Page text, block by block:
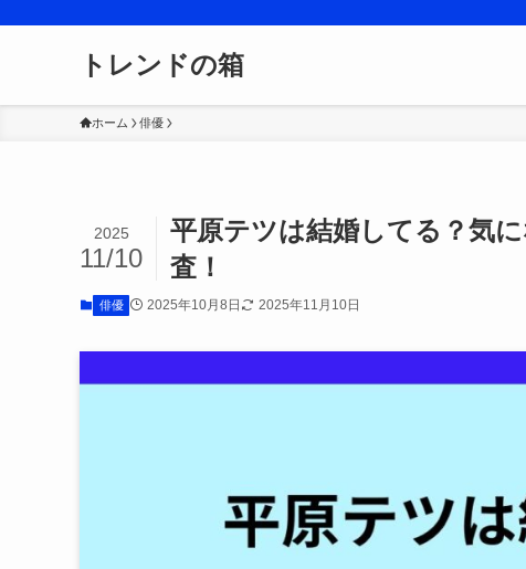
トレンドの箱
ホーム 俳優
平原テツは結婚してる？気
査！
2025
11/10
俳優 2025年10月8日 2025年11月10日